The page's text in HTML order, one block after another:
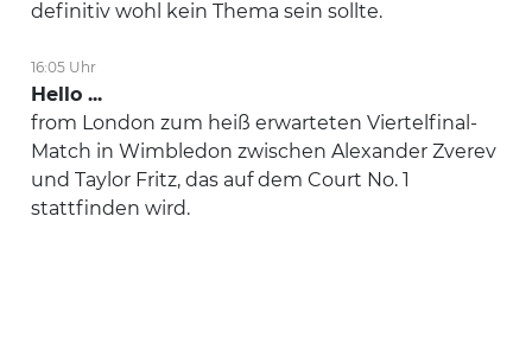
definitiv wohl kein Thema sein sollte.
16:05 Uhr
Hello ...
from London zum heiß erwarteten Viertelfinal-
Match in Wimbledon zwischen Alexander Zverev
und Taylor Fritz, das auf dem Court No. 1
stattfinden wird.